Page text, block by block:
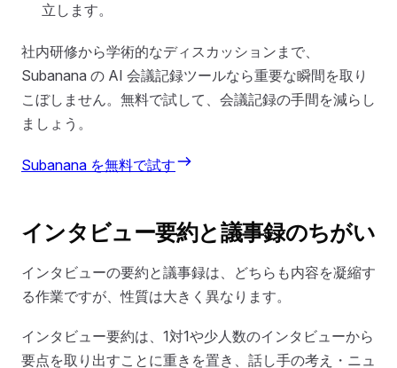
立します。
社内研修から学術的なディスカッションまで、
Subanana の AI 会議記録ツールなら重要な瞬間を取り
こぼしません。無料で試して、会議記録の手間を減らし
ましょう。
Subanana を無料で試す
インタビュー要約と議事録のちがい
インタビューの要約と議事録は、どちらも内容を凝縮す
る作業ですが、性質は大きく異なります。
インタビュー要約は、1対1や少人数のインタビューから
要点を取り出すことに重きを置き、話し手の考え・ニュ